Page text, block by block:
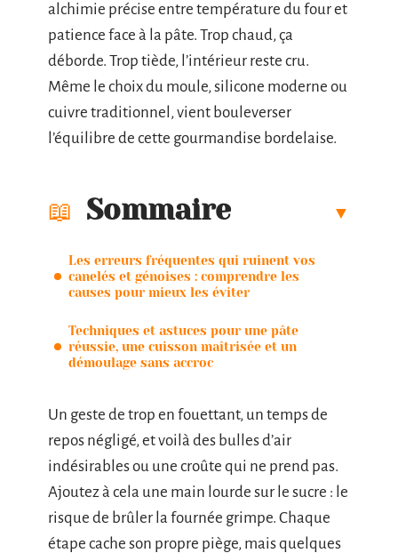
alchimie précise entre température du four et
patience face à la pâte. Trop chaud, ça
déborde. Trop tiède, l’intérieur reste cru.
Même le choix du moule, silicone moderne ou
cuivre traditionnel, vient bouleverser
l’équilibre de cette gourmandise bordelaise.
Sommaire
Les erreurs fréquentes qui ruinent vos
canelés et génoises : comprendre les
causes pour mieux les éviter
Techniques et astuces pour une pâte
réussie, une cuisson maîtrisée et un
démoulage sans accroc
Un geste de trop en fouettant, un temps de
repos négligé, et voilà des bulles d’air
indésirables ou une croûte qui ne prend pas.
Ajoutez à cela une main lourde sur le sucre : le
risque de brûler la fournée grimpe. Chaque
étape cache son propre piège, mais quelques